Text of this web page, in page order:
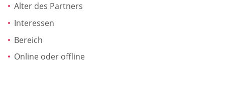
Alter des Partners
Interessen
Bereich
Online oder offline